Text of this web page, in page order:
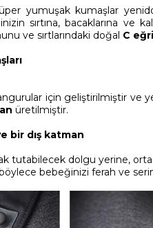
yumuşak kumaşlar
sırtına, bacaklarına ve
ve sırtlarındaki doğal C
için geliştirilmiştir ve
üretilmiştir.
bir dış katman
tutabilecek dolgu yerine, orta
bebeğinizi ferah ve